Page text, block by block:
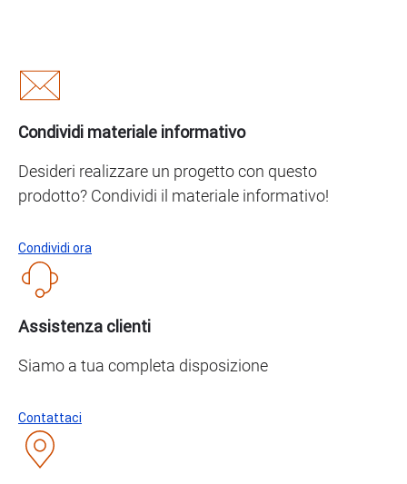
Condividi materiale informativo
Desideri realizzare un progetto con questo
prodotto? Condividi il materiale informativo!
Condividi ora
Assistenza clienti
Siamo a tua completa disposizione
Contattaci